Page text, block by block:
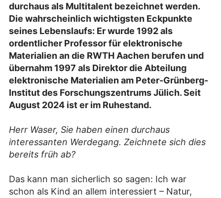
durchaus als Multitalent bezeichnet werden.
Die wahrscheinlich wichtigsten Eckpunkte
seines Lebenslaufs: Er wurde 1992 als
ordentlicher Professor für elektronische
Materialien an die RWTH Aachen berufen und
übernahm 1997 als Direktor die Abteilung
elektronische Materialien am Peter-Grünberg-
Institut des Forschungszentrums Jülich. Seit
August 2024 ist er im Ruhestand.
Herr Waser, Sie haben einen durchaus
interessanten Werdegang. Zeichnete sich dies
bereits früh ab?
Das kann man sicherlich so sagen: Ich war
schon als Kind an allem interessiert – Natur,